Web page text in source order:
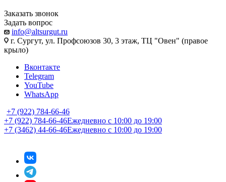
Заказать звонок
Задать вопрос
info@altsurgut.ru
г. Сургут, ул. Профсоюзов 30, 3 этаж, ТЦ "Овен" (правое
крыло)
Вконтакте
Telegram
YouTube
WhatsApp
+7 (922) 784-66-46
+7 (922) 784-66-46Ежедневно с 10:00 до 19:00
+7 (3462) 44-66-46Ежедневно с 10:00 до 19:00